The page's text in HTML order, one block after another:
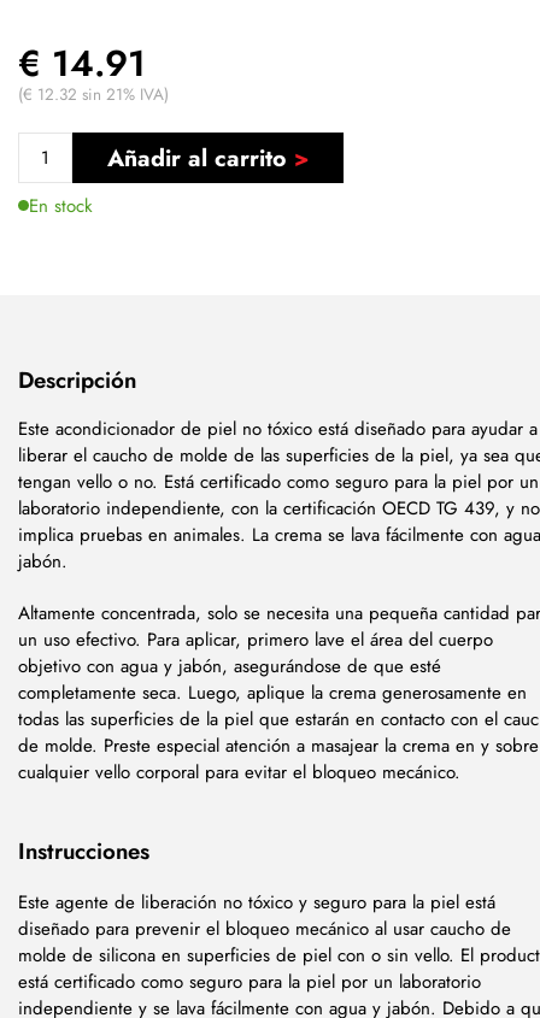
€ 14.91
(€ 12.32 sin 21% IVA)
Añadir al carrito
En stock
Descripción
Este acondicionador de piel no tóxico está diseñado para ayudar a
liberar el caucho de molde de las superficies de la piel, ya sea
tengan vello o no. Está certificado como seguro para la piel por un
laboratorio independiente, con la certificación OECD TG 439, y no
implica pruebas en animales. La crema se lava fácilmente con
jabón.
Altamente concentrada, solo se necesita una pequeña cantidad
un uso efectivo. Para aplicar, primero lave el área del cuerpo
objetivo con agua y jabón, asegurándose de que esté
completamente seca. Luego, aplique la crema generosamente en
todas las superficies de la piel que estarán en contacto con el
de molde. Preste especial atención a masajear la crema en y sobre
cualquier vello corporal para evitar el bloqueo mecánico.
Instrucciones
Este agente de liberación no tóxico y seguro para la piel está
diseñado para prevenir el bloqueo mecánico al usar caucho de
molde de silicona en superficies de piel con o sin vello. El
está certificado como seguro para la piel por un laboratorio
independiente y se lava fácilmente con agua y jabón. Debido a